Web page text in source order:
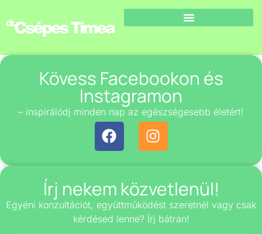
Kövess Facebookon és
Instagramon
– inspirálódj minden nap az egészségesebb életért!
Írj nekem közvetlenül!
Egyéni konzultációt, együttműködést szeretnél vagy csak
kérdésed lenne? Írj bátran!